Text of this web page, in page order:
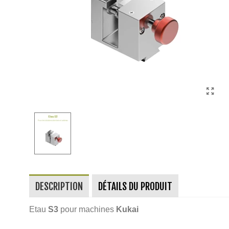
DESCRIPTION DÉTAILS DU PRODUIT
Etau S3 pour machines Kukai